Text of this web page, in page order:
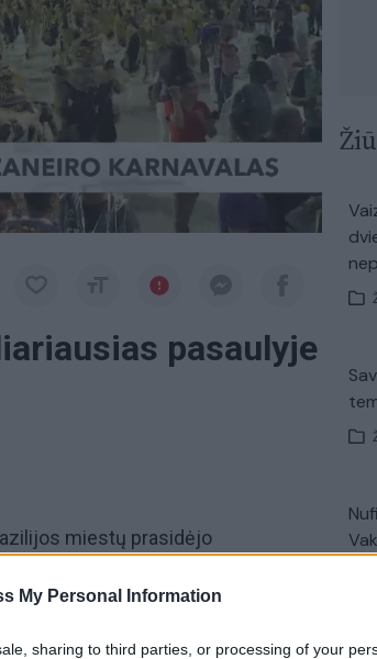
My Personal Information
sharing to third parties, or processing of your
pasaulyje
miestų prasidėjo
Sambadrome net ir pliaupiant
ir demonstravo įspūdingus
V.